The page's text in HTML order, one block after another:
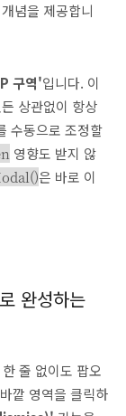
념을 제공합니
구역'입니다. 이
상관없이 항상
수동으로 조정할
영향도 받지 않
은 바로 이
완성하는
줄 없이도 팝오
깥 영역을 클릭하